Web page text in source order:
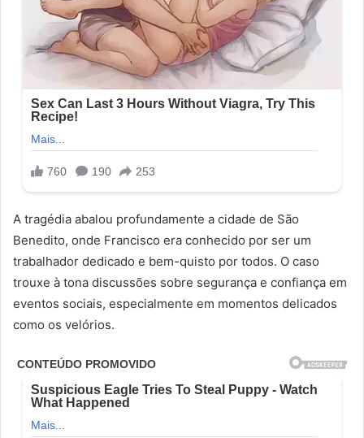
A tragédia abalou profundamente a cidade de São
Benedito, onde Francisco era conhecido por ser um
trabalhador dedicado e bem-quisto por todos. O caso
trouxe à tona discussões sobre segurança e confiança em
eventos sociais, especialmente em momentos delicados
como os velórios.